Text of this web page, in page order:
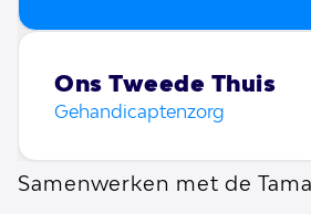
Ons Tweede Thuis
Gehandicaptenzorg
Samenwerken met de